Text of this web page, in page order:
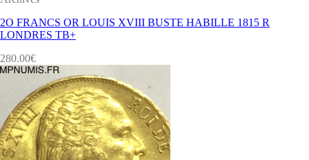
2O FRANCS OR LOUIS XVIII BUSTE HABILLE 1815 R
LONDRES TB+
280.00€